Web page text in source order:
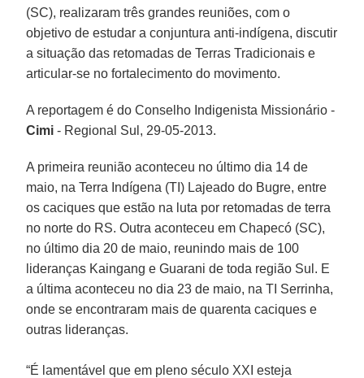
(SC), realizaram três grandes reuniões, com o
objetivo de estudar a conjuntura anti-indígena, discutir
a situação das retomadas de Terras Tradicionais e
articular-se no fortalecimento do movimento.
A reportagem é do Conselho Indigenista Missionário -
Cimi - Regional Sul, 29-05-2013.
A primeira reunião aconteceu no último dia 14 de
maio, na Terra Indígena (TI) Lajeado do Bugre, entre
os caciques que estão na luta por retomadas de terra
no norte do RS. Outra aconteceu em Chapecó (SC),
no último dia 20 de maio, reunindo mais de 100
lideranças Kaingang e Guarani de toda região Sul. E
a última aconteceu no dia 23 de maio, na TI Serrinha,
onde se encontraram mais de quarenta caciques e
outras lideranças.
“É lamentável que em pleno século XXI esteja